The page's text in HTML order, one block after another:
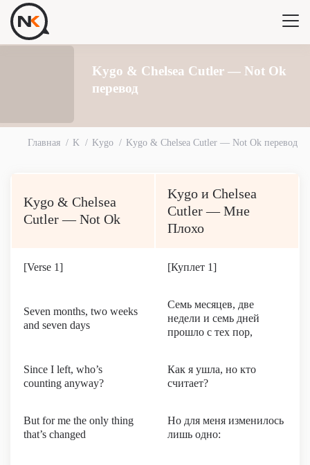
Kygo & Chelsea Cutler — Not Ok
перевод
Главная K Kygo Kygo & Chelsea Cutler — Not Ok перевод
Kygo & Chelsea
Cutler — Not Ok
Kygo и Chelsea
Cutler — Мне
Плохо
[Verse 1] [Куплет 1]
Seven months, two weeks
and seven days
Семь месяцев, две
недели и семь дней
прошло с тех пор,
Since I left, who’s
counting anyway?
Как я ушла, но кто
считает?
But for me the only thing
that’s changed
Но для меня изменилось
лишь одно: